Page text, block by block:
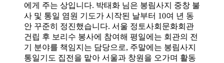
에게 주는 상입니다. 박태화 님은 봉림사지 중창 불
사 및 통일 염원 기도가 시작된 날부터 10여 년 동
안 꾸준히 정진했습니다. 서울 정토사회문화회관
건립 후 보리수 봉사에 참여해 평일에는 회관의 전
기 분야를 책임지는 담당으로, 주말에는 봉림사지
통일기도 집전을 맡아 서울과 창원을 오가며 활동